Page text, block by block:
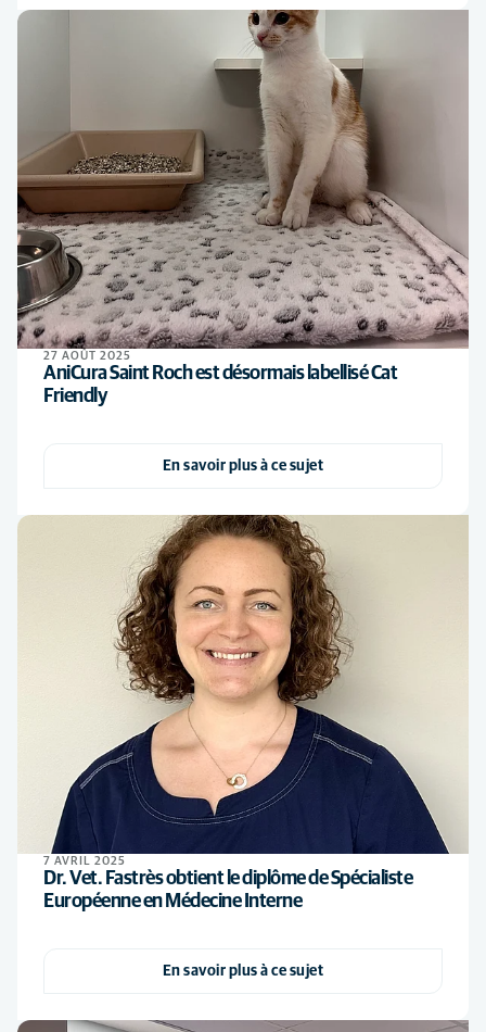
27 AOÛT 2025
AniCura Saint Roch est désormais labellisé Cat
Friendly
En savoir plus à ce sujet
7 AVRIL 2025
Dr. Vet. Fastrès obtient le diplôme de Spécialiste
Européenne en Médecine Interne
En savoir plus à ce sujet